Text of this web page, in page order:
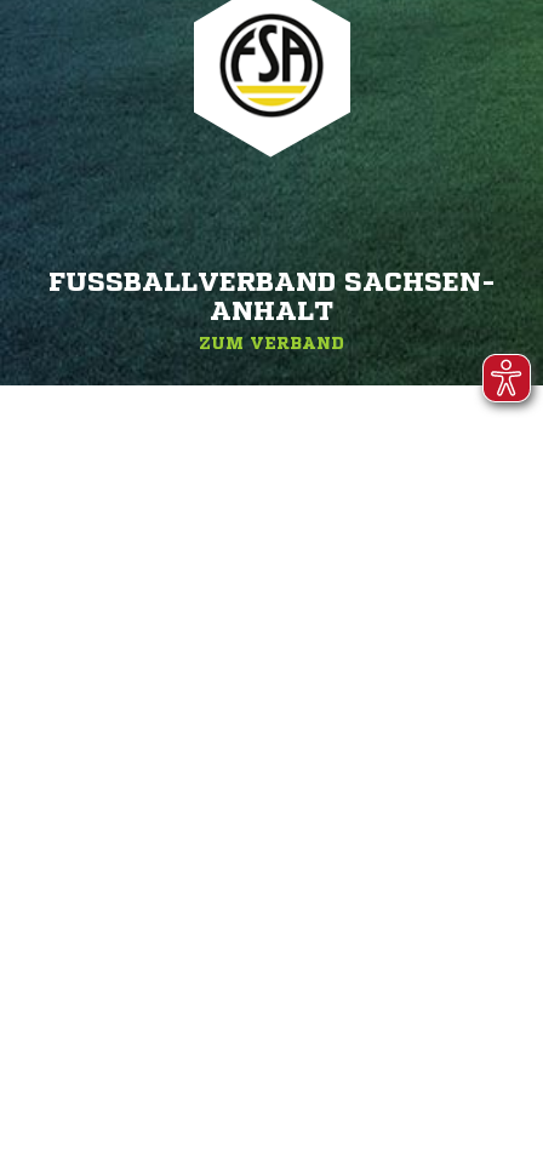
FUSSBALLVERBAND SACHSEN-A
NHALT
ZUM VERBAND